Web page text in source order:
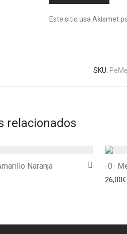
Este sitio usa Akismet
SKU:
relacionados
Naranja -0-
26,00€